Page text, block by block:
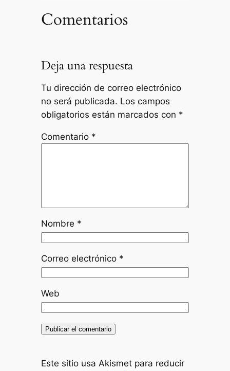
Comentarios
Deja una respuesta
Tu dirección de correo electrónico
no será publicada. Los campos
obligatorios están marcados con *
Comentario *
Nombre *
Correo electrónico *
Web
Este sitio usa Akismet para reducir